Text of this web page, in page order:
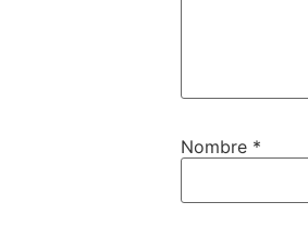
Nombre *